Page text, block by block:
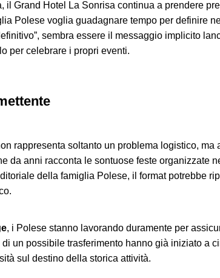
il Grand Hotel La Sonrisa continua a prendere
Polese voglia guadagnare tempo per definire
sembra essere il messaggio implicito
per celebrare i propri eventi.
rappresenta soltanto un problema logistico, ma
da anni racconta le sontuose feste organizzate
della famiglia Polese, il format potrebbe
, i Polese stanno lavorando duramente per
un possibile trasferimento hanno già iniziato a
sul destino della storica attività.